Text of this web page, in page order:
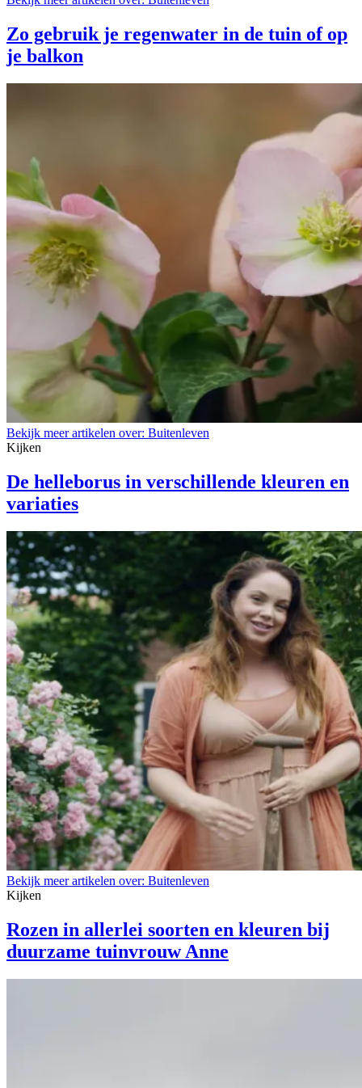
Zo gebruik je regenwater in de tuin of op
je balkon
Bekijk meer artikelen over: Buitenleven
Kijken
De helleborus in verschillende kleuren en
variaties
Bekijk meer artikelen over: Buitenleven
Kijken
Rozen in allerlei soorten en kleuren bij
duurzame tuinvrouw Anne